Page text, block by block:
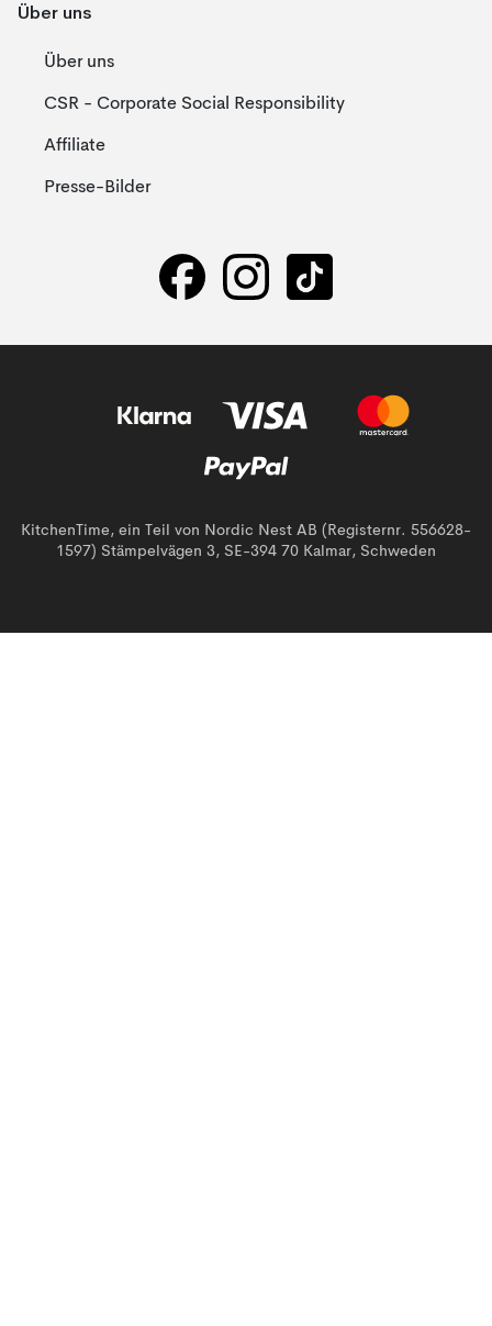
Über uns
Über uns
CSR - Corporate Social Responsibility
Affiliate
Presse-Bilder
KitchenTime, ein Teil von Nordic Nest AB (Registernr. 556628-
1597) Stämpelvägen 3, SE-394 70 Kalmar, Schweden